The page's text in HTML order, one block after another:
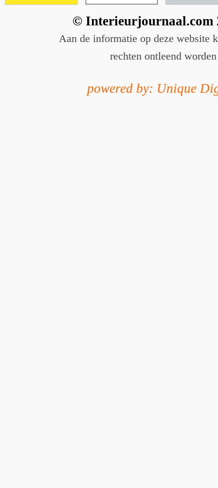
© Interieurjournaal.com
Aan de informatie op deze website
rechten ontleend worden
powered by: Unique